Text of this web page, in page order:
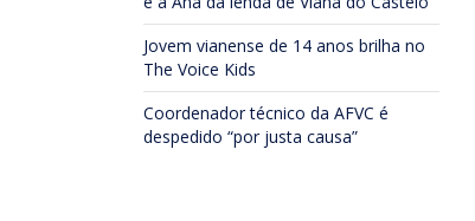
Jovem vianense de 14 anos brilha no
The Voice Kids
Coordenador técnico da AFVC é
despedido “por justa causa”